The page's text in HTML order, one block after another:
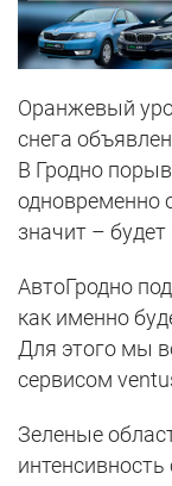
Оранжевый
снега
В Гродно
одновременно
значит – будет
АвтоГродно
как именно
Для этого мы
сервисом
Зеленые
интенсивность